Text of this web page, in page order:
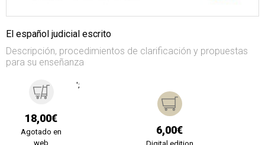
El español judicial escrito
Descripción, procedimientos de clarificación y propuestas
para su enseñanza
18,00€
Agotado en
web
';
6,00€